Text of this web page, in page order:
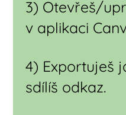
3) Otevřeš/
v aplikaci
4) Exportuješ
sdílíš odkaz.